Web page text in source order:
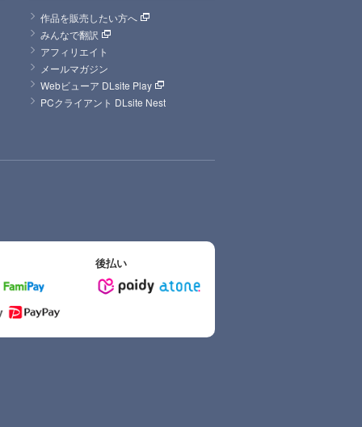
作品を販売したい方へ
みんなで翻訳
アフィリエイト
メールマガジン
Webビューア DLsite Play
PCクライアント DLsite Nest
後払い